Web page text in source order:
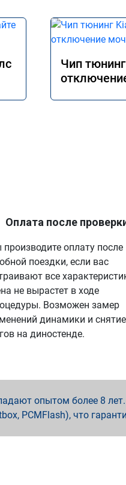
Чип
Оплата после
производите оплату после
поездки, если вас
все
не вырастет в ходе
Возможен замер
динамики и снятие
на диностенде.
опытом более 8
PCMFlash), что